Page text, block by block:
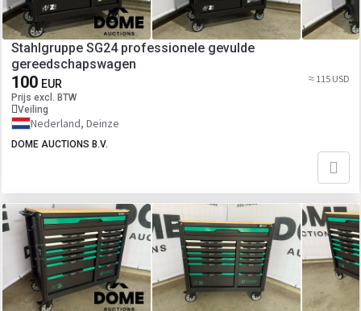
Stahlgruppe SG24 professionele gevulde
gereedschapswagen
100 EUR
Prijs excl. BTW
Veiling
≈ 115 USD
Nederland, Deinze
DOME AUCTIONS B.V.